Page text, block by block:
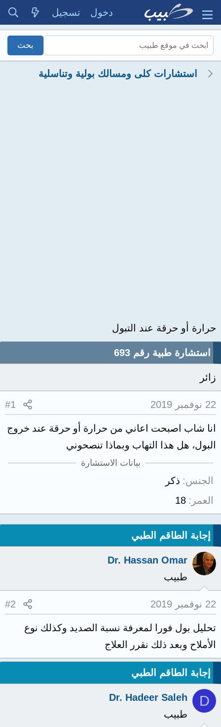
دخول تسجيل
استشارات كلى ومسالك بولية وتناسلية
حرارة أو حرقة عند التبول
استشارة طبية رقم 693
زائر
22 نوفمبر 2019 #1
انا شاب اصبحت اعاني من حرارة أو حرقة عند خروج
البول، هل هذا التهاب وبماذا تنصحوني
بيانات الاستشارة
الجنس ذكر
العمر
18
إجابة الطاقم الطبي
Dr. Hassan Omar
طبيب
22 نوفمبر 2019 #2
تحليل بول فورا لمعرفة نسبة الصديد وكذلك نوع
الأملاح وبعد ذلك نقرر العلاج
إجابة الطاقم الطبي
D
Dr. Hadeer Saleh
طبيب